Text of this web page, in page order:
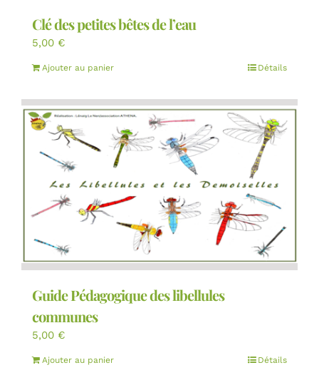
Clé des petites bêtes de l’eau
5,00 €
Ajouter au panier Détails
Guide Pédagogique des libellules
communes
5,00 €
Ajouter au panier Détails